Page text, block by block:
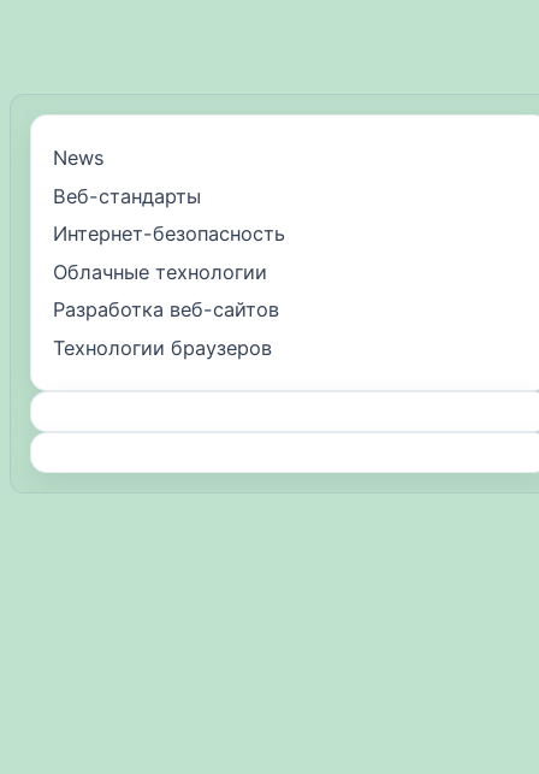
News
Веб-стандарты
Интернет-безопасность
Облачные технологии
Разработка веб-сайтов
Технологии браузеров